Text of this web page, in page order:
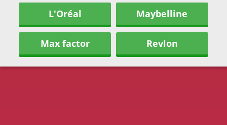
L'Oréal Maybelline
Max factor Revlon